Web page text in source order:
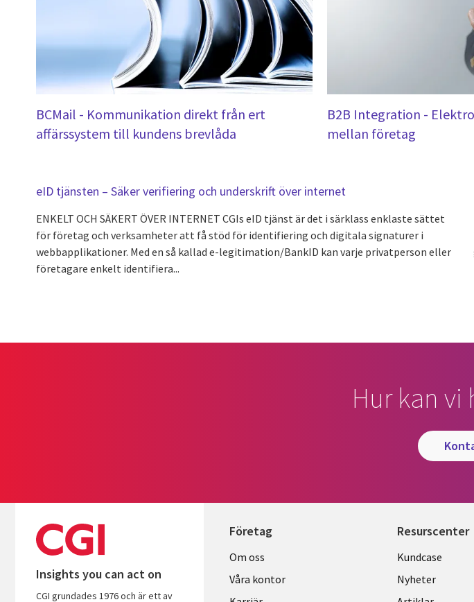
BCMail - Kommunikation direkt från ert
affärssystem till kundens brevlåda
B2B Integration -
mellan företag
eID tjänsten – Säker verifiering och underskrift över internet
ENKELT OCH SÄKERT ÖVER INTERNET CGIs eID tjänst är det i särklass enklaste sättet
för företag och verksamheter att få stöd för identifiering och digitala signaturer i
webbapplikationer. Med en så kallad e-legitimation/BankID kan varje privatperson eller
företagare enkelt identifiera...
Hur kan vi
Insights you can act on
CGI grundades 1976 och är ett av
Företag
Useful
links
Om oss
Våra kontor
Resurscenter
Library
Links
Kundcase
Nyheter